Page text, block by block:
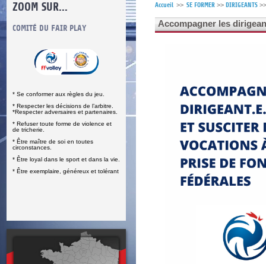
ZOOM SUR...
COMITÉ DU FAIR PLAY
* Se conformer aux règles du jeu.
* Respecter les décisions de l’arbitre.
*Respecter adversaires et partenaires.
* Refuser toute forme de violence et
de tricherie.
* Être maître de soi en toutes
circonstances.
* Être loyal dans le sport et dans la vie.
* Être exemplaire, généreux et tolérant
LUTTE CONTRE LES VIOLENCES MA PETITE
Accueil >> SE FORMER >> DIRIGEANTS >>
Accompagner les